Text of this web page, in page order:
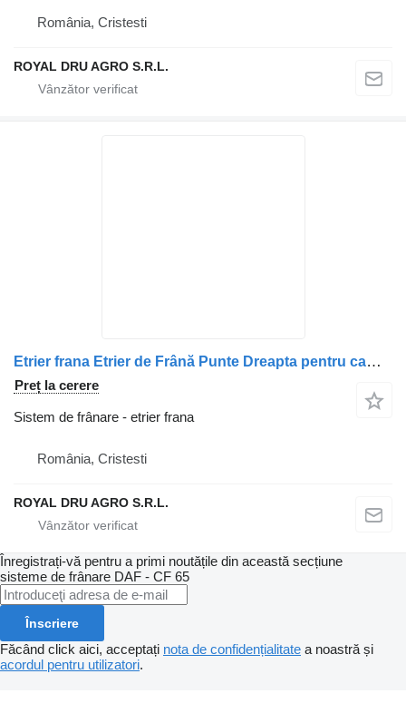
România, Cristesti
ROYAL DRU AGRO S.R.L.
Etrier frana Etrier de Frână Punte Dreapta pentru camion DAF Coduri Compatibile: 1440501, 1403633, 5001852883, 1707398, 7485003097, 7421471922
Preț la cerere
Sistem de frânare - etrier frana
România, Cristesti
ROYAL DRU AGRO S.R.L.
Înregistrați-vă pentru a primi noutățile din această secțiune
sisteme de frânare DAF - CF 65
Înscriere
Făcând click aici, acceptați nota de confidențialitate a noastră și
acordul pentru utilizatori.